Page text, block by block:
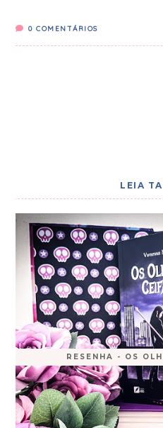
0 COMENTÁRIOS
LEIA
RESENHA - OS